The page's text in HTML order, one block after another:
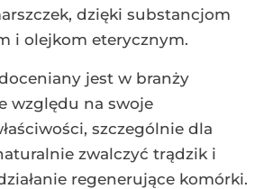
dzięki substancjom
i olejkom eterycznym.
jest w branży
względu na swoje
szczególnie dla
zwalczyć trądzik i
regenerujące komórki.